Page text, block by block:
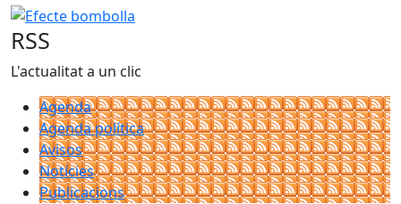
Efecte bombolla
RSS
L'actualitat a un clic
Agenda
Agenda política
Avisos
Notícies
Publicacions